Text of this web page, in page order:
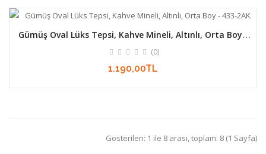
Gümüş Oval Lüks Tepsi, Kahve Mineli, Altınlı, Orta Boy -
(0)
1.190,00TL
Gösterilen: 1 ile 8 arası, toplam: 8 (1 Sayfa)